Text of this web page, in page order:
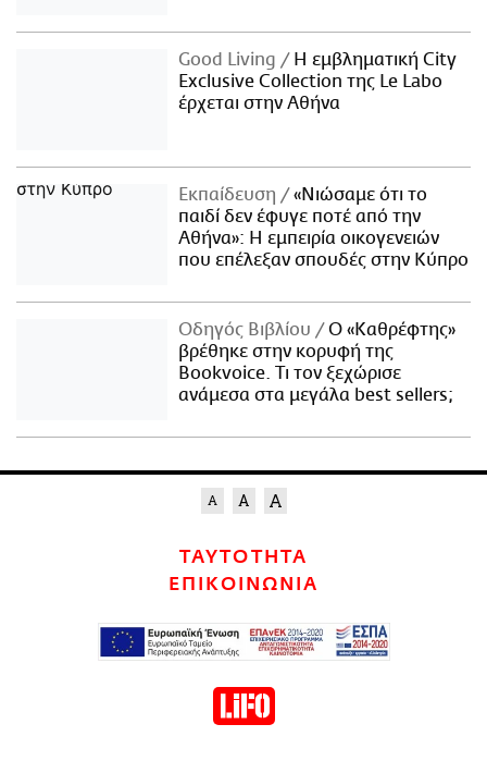
Good Living
Η εμβληματική City
Exclusive Collection της Le Labo
έρχεται στην Αθήνα
Εκπαίδευση
«Νιώσαμε ότι το
παιδί δεν έφυγε ποτέ από την
Αθήνα»: Η εμπειρία οικογενειών
που επέλεξαν σπουδές στην Κύπρο
Οδηγός Βιβλίου
Ο «Καθρέφτης»
βρέθηκε στην κορυφή της
Bookvoice. Τι τον ξεχώρισε
ανάμεσα στα μεγάλα best sellers;
ΤΑΥΤΟΤΗΤΑ
ΕΠΙΚΟΙΝΩΝΙΑ